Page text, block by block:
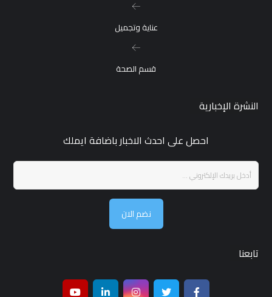
عناية وتجميل
قسم الصحة
النشرة الإخبارية
احصل على احدث الاخبار باضافة ايملك
نضم الان
تابعنا